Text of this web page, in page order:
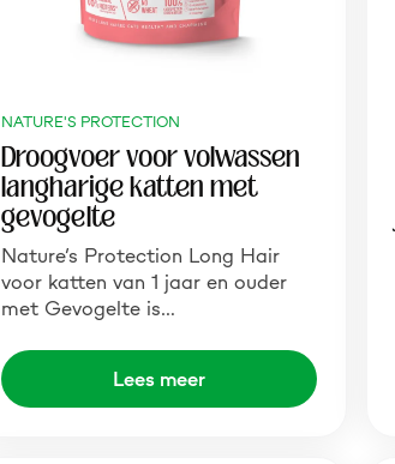
NATURE'S PROTECTION
Droogvoer voor volwassen
langharige katten met
gevogelte
Nature’s Protection Long Hair
voor katten van 1 jaar en ouder
met Gevogelte is…
Lees meer